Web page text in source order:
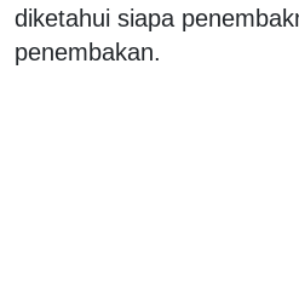
diketahui siapa
penembakan.